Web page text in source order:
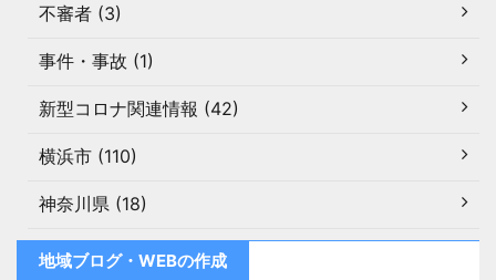
不審者 (3)
事件・事故 (1)
新型コロナ関連情報 (42)
横浜市 (110)
神奈川県 (18)
地域ブログ・WEBの作成